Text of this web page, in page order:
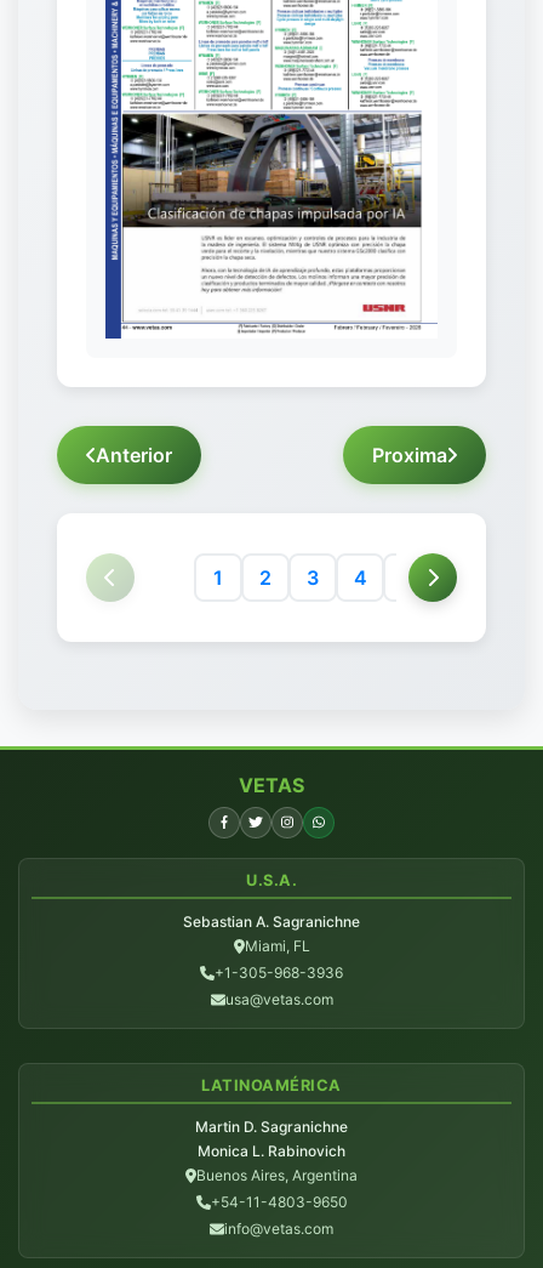
Anterior Proxima
1 2 3 4 5 6
VETAS
U.S.A.
Sebastian A. Sagranichne
Miami, FL
+1-305-968-3936
usa@vetas.com
LATINOAMÉRICA
Martin D. Sagranichne
Monica L. Rabinovich
Buenos Aires, Argentina
+54-11-4803-9650
info@vetas.com